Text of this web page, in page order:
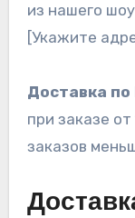
из нашего
[Укажите
Доставка по
при заказе
заказов